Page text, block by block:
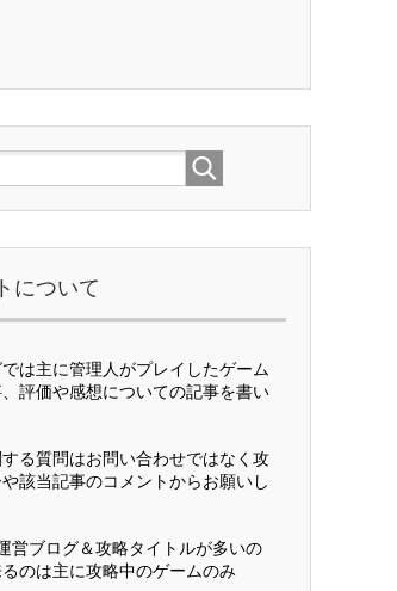
について
は主に管理人がプレイしたゲーム
評価や感想についての記事を書い
る質問はお問い合わせではなく攻
該当記事のコメントからお願いし
営ブログ＆攻略タイトルが多いの
のは主に攻略中のゲームのみ